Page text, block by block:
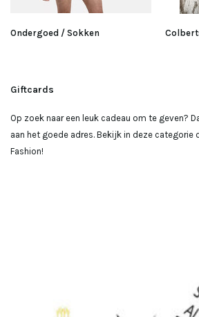
Ondergoed / Sokken
Giftcards
Op zoek naar een leuk cadeau om te geven?
aan het goede adres. Bekijk in deze categorie
Fashion!